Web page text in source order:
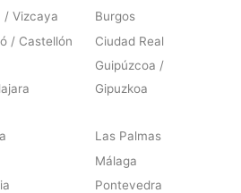
/ Vizcaya
Burgos
/ Castellón Ciudad Real
Guipúzcoa /
Gipuzkoa
Las Palmas
Málaga
Pontevedra